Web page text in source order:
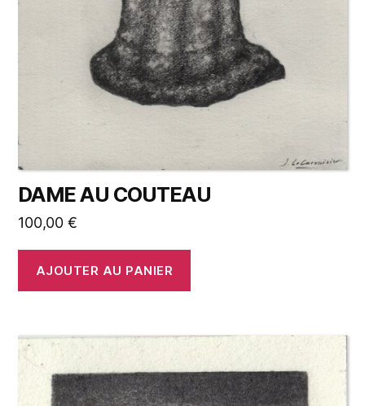
DAME AU COUTEAU
100,00 €
AJOUTER AU PANIER